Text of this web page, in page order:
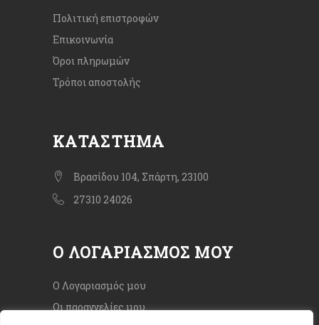
Πολιτική επιστροφών
Επικοινωνία
Όροι πληρωμών
Τρόποι αποστολής
ΚΑΤΆΣΤΗΜΑ
Βρασίδου 104, Σπάρτη, 23100
27310 24026
Ο ΛΟΓΑΡΙΑΣΜΌΣ ΜΟΥ
Ο Λογαριασμός μου
Οι παραγγελίες μου